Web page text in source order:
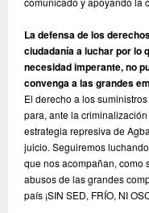
La defensa de los
ciudadanía a luchar por lo
necesidad imperante, no
convenga a las grandes
El derecho a los
para, ante la
estrategia represiva de
juicio. Seguiremos
que nos acompañan, como
abusos de las grandes
país ¡SIN SED, FRÍO, NI